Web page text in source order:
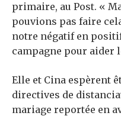
primaire, au Post. «
pouvions pas faire
notre négatif en
campagne pour aider
Elle et Cina espèrent
directives de
mariage reportée en